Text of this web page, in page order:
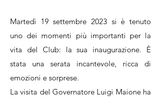
Martedì 19 settembre 2023 si è tenuto
uno dei momenti più importanti per la
vita del Club: la sua inaugurazione. È
stata una serata incantevole, ricca di
emozioni e sorprese.
La visita del Governatore Luigi Maione ha